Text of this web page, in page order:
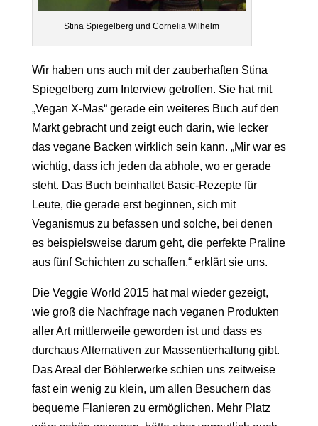
Stina Spiegelberg und Cornelia Wilhelm
Wir haben uns auch mit der zauberhaften Stina
Spiegelberg zum Interview getroffen. Sie hat mit
„Vegan X-Mas“ gerade ein weiteres Buch auf den
Markt gebracht und zeigt euch darin, wie lecker
das vegane Backen wirklich sein kann. „Mir war es
wichtig, dass ich jeden da abhole, wo er gerade
steht. Das Buch beinhaltet Basic-Rezepte für
Leute, die gerade erst beginnen, sich mit
Veganismus zu befassen und solche, bei denen
es beispielsweise darum geht, die perfekte Praline
aus fünf Schichten zu schaffen.“ erklärt sie uns.
Die Veggie World 2015 hat mal wieder gezeigt,
wie groß die Nachfrage nach veganen Produkten
aller Art mittlerweile geworden ist und dass es
durchaus Alternativen zur Massentierhaltung gibt.
Das Areal der Böhlerwerke schien uns zeitweise
fast ein wenig zu klein, um allen Besuchern das
bequeme Flanieren zu ermöglichen. Mehr Platz